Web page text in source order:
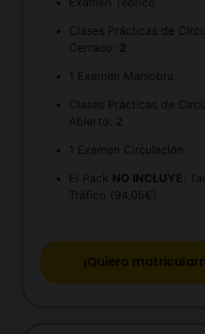
Clases Prácticas de
Cerrado: 2
1 Examen Maniobra
Clases Prácticas de
Abierto: 2
1 Examen Circulación
El Pack NO INCLUYE:
Tráfico (94,05€)
¡Quiero